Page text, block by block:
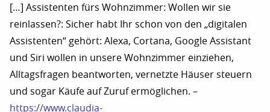
[…] Assistenten fürs Wohnzimmer: Wollen wir sie
reinlassen?: Sicher habt Ihr schon von den „digitalen
Assistenten“ gehört: Alexa, Cortana, Google Assistant
und Siri wollen in unsere Wohnzimmer einziehen,
Alltagsfragen beantworten, vernetzte Häuser steuern
und sogar Käufe auf Zuruf ermöglichen. –
https://www.claudia-